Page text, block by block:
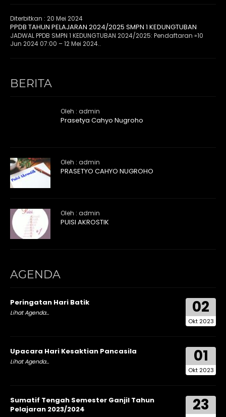
Diterbitkan : 20 Mei 2024
PPDB TAHUN PELAJARAN 2024/2025 SMPN 1 KEDUNGTUBAN
JADWAL PPDB SMPN 1 KEDUNGTUBAN 2024/2025: Pendaftaran »10
Jun 2024 07:00 – 12 Mei 2024..
BERITA
Oleh : admin
Prasetya Cahyo Nugroho
Oleh : admin
PRASETYO CAHYO NUGROHO
Oleh : admin
PUISI AKROSTIK
AGENDA
02
Okt 2023
Peringatan Hari Batik
Lihat Agenda...
01
Okt 2023
Upacara Hari Kesaktian Pancasila
Lihat Agenda...
23
Sumatif Tengah Semester Ganjil Tahun
Pelajaran 2023/2024